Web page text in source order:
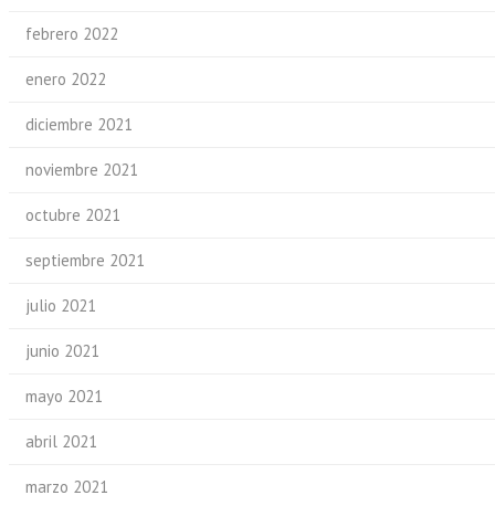
febrero 2022
enero 2022
diciembre 2021
noviembre 2021
octubre 2021
septiembre 2021
julio 2021
junio 2021
mayo 2021
abril 2021
marzo 2021